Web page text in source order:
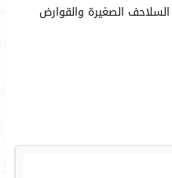
الصغيرة والقوارض